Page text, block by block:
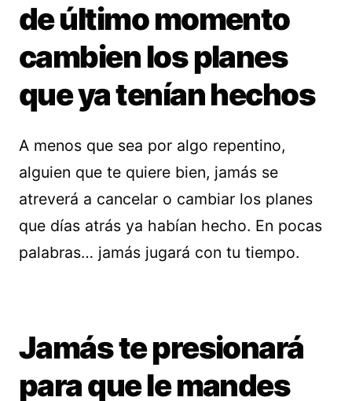
de último momento
cambien los planes
que ya tenían hechos
A menos que sea por algo repentino,
alguien que te quiere bien, jamás se
atreverá a cancelar o cambiar los planes
que días atrás ya habían hecho. En pocas
palabras… jamás jugará con tu tiempo.
Jamás te presionará
para que le mandes